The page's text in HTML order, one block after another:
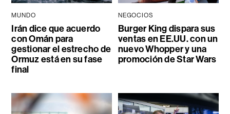
MUNDO
Irán dice que acuerdo
con Omán para
gestionar el estrecho de
Ormuz está en su fase
final
NEGOCIOS
Burger King dispara sus
ventas en EE.UU. con un
nuevo Whopper y una
promoción de Star Wars